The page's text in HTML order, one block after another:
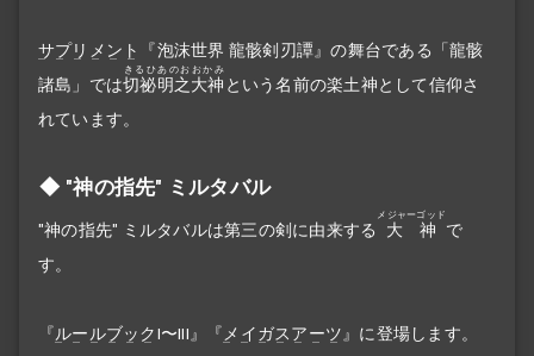
サプリメント
『泡沫世界 龍骸剣刃譚』の舞台である「龍骸
諸島」では切祕明之大神
きるひあのおおかみ
という名前の楽土神として信仰さ
れています。
"神の指先" ミルタバル
"神の指先" ミルタバルは第三の剣に由来する 大神
メジャーゴッド
で
す。
『ルールブックI〜III』『 メイガスアーツ 』に登場します。